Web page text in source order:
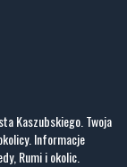
Kaszubskiego. Twoja
Informacje
Rumi i okolic.